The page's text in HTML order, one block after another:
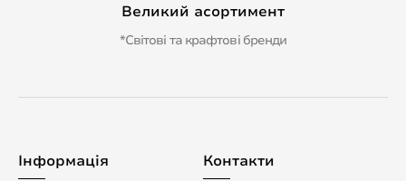
Великий асортимент
*Світові та крафтові бренди
Інформація Контакти